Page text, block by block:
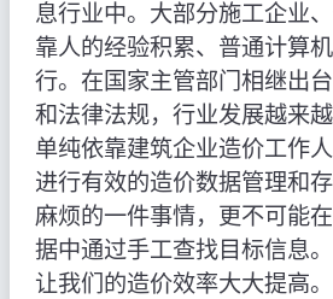
息行业中。大部分施工企业
靠人的经验积累、普通计算
行。在国家主管部门相继出
和法律法规，行业发展越来越
单纯依靠建筑企业造价工作
进行有效的造价数据管理和
麻烦的一件事情，更不可能
据中通过手工查找目标信息
让我们的造价效率大大提高。